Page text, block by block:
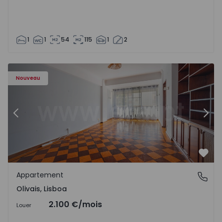
1 1 54 115 1 2
Nouveau
Appartement T5 Lisboa, Olivais - 1575717 - 6
Précédent
Olivais, Lisboa
Appartement
Olivais, Lisboa
Louer 2.100 €/mois